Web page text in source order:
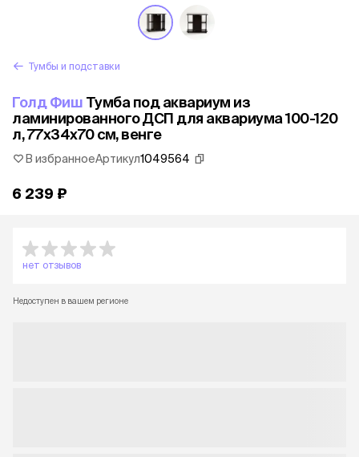
Тумбы и подставки
Голд Фиш Тумба под аквариум из
ламинированного ДСП для аквариума 100-120
л, 77x34x70 см, венге
В избранноеАртикул1049564
6 239 ₽
нет отзывов
Недоступен в вашем регионе